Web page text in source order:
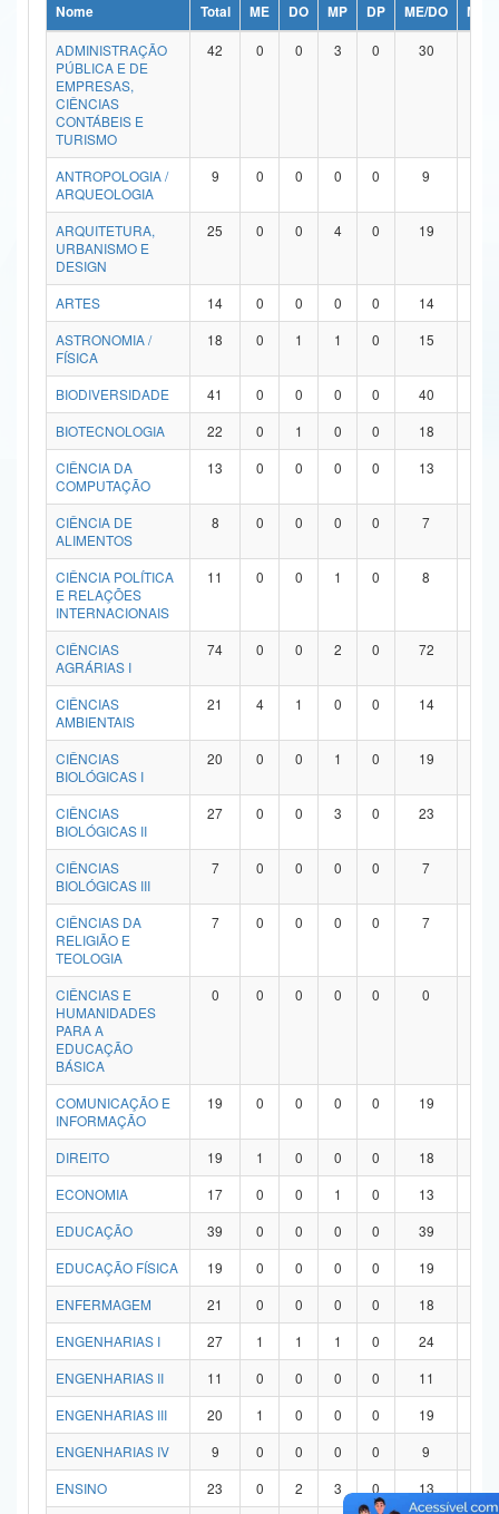
Ministério da Ciência, Tecnologia, Inovações e Comunicações
Ministério do Meio Ambiente
Ministério do Turismo
Ministério do Desenvolvimento Regional
Controladoria-Geral da União
Ministério da Mulher, da Família e dos Direitos Humanos
Secretaria de Governo
Advocacia-Geral da União
Banco Central do Brasil
Nome Total ME DO MP DP ME/DO
MP/
ADMINISTRAÇÃO
PÚBLICA E DE
EMPRESAS,
CIÊNCIAS
CONTÁBEIS E
TURISMO
42 0 0 3 0 30
ANTROPOLOGIA /
ARQUEOLOGIA
9 0 0 0 0 9
ARQUITETURA,
URBANISMO E
DESIGN
25 0 0 4 0 19
ARTES 14 0 0 0 0 14
ASTRONOMIA /
FÍSICA
18 0 1 1 0 15
BIODIVERSIDADE 41 0 0 0 0 40
BIOTECNOLOGIA
22 0 1 0 0 18
CIÊNCIA DA
COMPUTAÇÃO
13 0 0 0 0 13
CIÊNCIA DE
ALIMENTOS
8 0 0 0 0 7
CIÊNCIA POLÍTICA
E RELAÇÕES
INTERNACIONAIS
11 0 0 1 0 8
CIÊNCIAS
AGRÁRIAS I
74 0 0 2 0 72
CIÊNCIAS
AMBIENTAIS
21 4 1 0 0 14
CIÊNCIAS
BIOLÓGICAS I
20 0 0 1 0 19
CIÊNCIAS
BIOLÓGICAS II
27 0 0 3 0 23
CIÊNCIAS
BIOLÓGICAS III
7 0 0 0 0 7
CIÊNCIAS DA
RELIGIÃO E
TEOLOGIA
7 0 0 0 0 7
CIÊNCIAS E
HUMANIDADES
PARA A
EDUCAÇÃO
BÁSICA
0 0 0 0 0 0
COMUNICAÇÃO E
INFORMAÇÃO
19 0 0 0 0 19
DIREITO 19 1 0 0 0 18
ECONOMIA
17 0 0 1 0 13
EDUCAÇÃO
39 0 0 0 0 39
EDUCAÇÃO FÍSICA
19 0 0 0 0 19
ENFERMAGEM
21 0 0 0 0 18
ENGENHARIAS I
27 1 1 1 0 24
ENGENHARIAS II
11 0 0 0 0 11
ENGENHARIAS III
20 1 0 0 0 19
ENGENHARIAS IV
9 0 0 0 0 9
ENSINO
23 0 2 3 0 13